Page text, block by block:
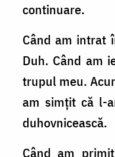
continuare.
Când am intrat
Duh. Când am
trupul meu.
am simțit că l-
duhovnicească.
Când am